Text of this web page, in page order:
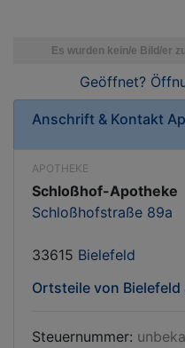
Geöffnet?
Anschrift & Kontakt
APOTHEKE
Schloßhof-Apotheke
Schloßhofstraße 89a
33615 Bielefeld
Ortsteile von Bielefeld
Steuernummer: